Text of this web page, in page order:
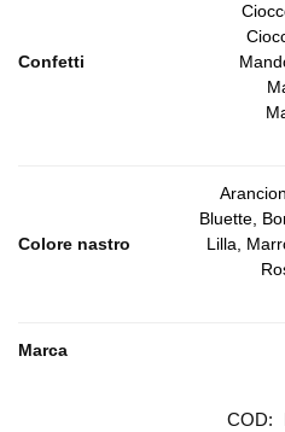
Confetti
Colore nastro
Bluette,
Lilla,
Marca
COD: